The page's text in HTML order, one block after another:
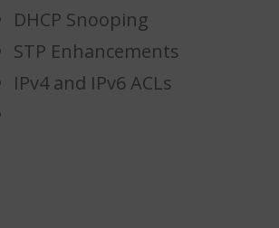
DHCP Snooping
STP Enhancements
IPv4 and IPv6 ACLs